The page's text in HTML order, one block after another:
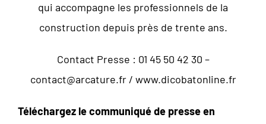
qui accompagne les professionnels de la
construction depuis près de trente ans.
Contact Presse : 01 45 50 42 30 –
contact@arcature.fr/ www.dicobatonline.fr
Téléchargez le communiqué de presse en